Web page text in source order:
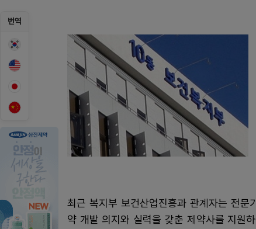
번역
최근 복지부 보건산업진흥과 관계자는 전
약 개발 의지와 실력을 갖춘 제약사를 지원